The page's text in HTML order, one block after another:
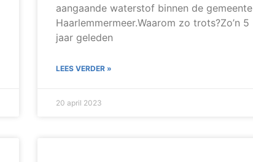
aangaande waterstof binnen de gemeente
Haarlemmermeer.Waarom zo trots?Zo’n 5
jaar geleden
LEES VERDER »
20 april 2023